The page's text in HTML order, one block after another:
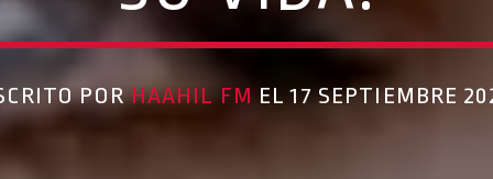
PORHAAHIL FM EL 17 SEPTIEMBRE